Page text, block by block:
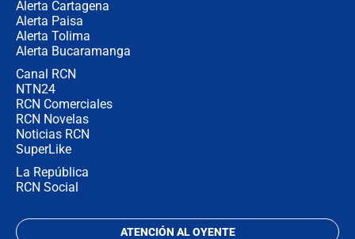
Alerta Cartagena
Alerta Paisa
Alerta Tolima
Alerta Bucaramanga
Canal RCN
NTN24
RCN Comerciales
RCN Novelas
Noticias RCN
SuperLike
La República
RCN Social
ATENCIÓN AL OYENTE